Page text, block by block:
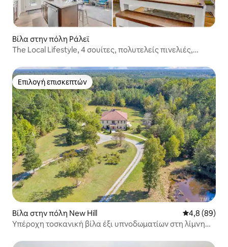
Βίλα στην πόλη Ράλεϊ
The Local Lifestyle, 4 σουίτες, πολυτελείς πινελιές,
Επιλογή επισκεπτών
Επιλογή επισκεπτών
Βίλα στην πόλη New Hill Μέση
4,8 (89)
Υπέροχη τοσκανική βίλα έξι υπνοδωματίων στη λίμνη